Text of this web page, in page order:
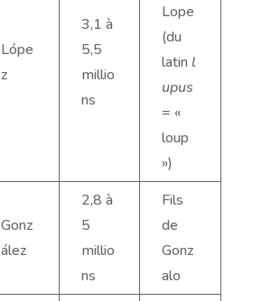
Lópe
z
3,1 à
5,5
millio
ns
Lope
(du
latin l
upus
= «
loup
»)
Gonz
ález
2,8 à
5
millio
ns
Fils
de
Gonz
alo